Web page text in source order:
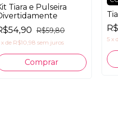
Tiara e Pulseira
R$59,80
x de R$10,98 sem juros 5 x